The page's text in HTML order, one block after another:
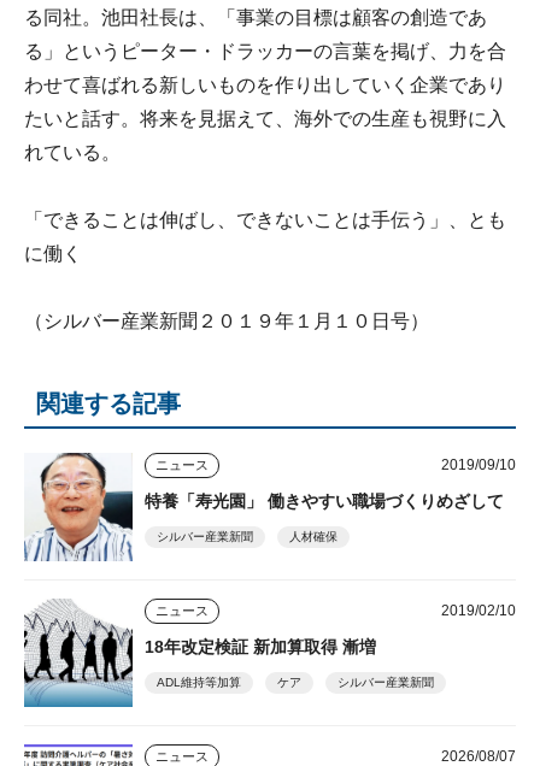
る同社。池田社長は、「事業の目標は顧客の創造であ
る」というピーター・ドラッカーの言葉を掲げ、力を合
わせて喜ばれる新しいものを作り出していく企業であり
たいと話す。将来を見据えて、海外での生産も視野に入
れている。
「できることは伸ばし、できないことは手伝う」、とも
に働く
（シルバー産業新聞２０１９年１月１０日号）
関連する記事
ニュース 2019/09/10
特養「寿光園」 働きやすい職場づくりめざして
シルバー産業新聞 人材確保
ニュース 2019/02/10
18年改定検証 新加算取得 漸増
ADL維持等加算 ケア シルバー産業新聞
ニュース 2026/08/07